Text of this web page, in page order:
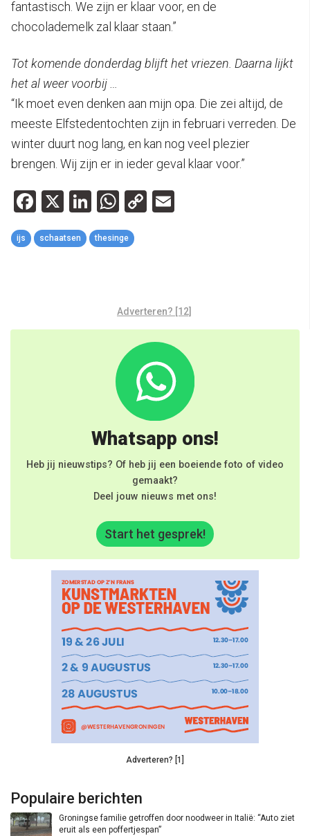
fantastisch. We zijn er klaar voor, en de
chocolademelk zal klaar staan.”
Tot komende donderdag blijft het vriezen. Daarna lijkt
het al weer voorbij …
“Ik moet even denken aan mijn opa. Die zei altijd, de
meeste Elfstedentochten zijn in februari verreden. De
winter duurt nog lang, en kan nog veel plezier
brengen. Wij zijn er in ieder geval klaar voor.”
Facebook
X LinkedIn
WhatsApp
Copy
ijs schaatsen thesinge
Adverteren? [12]
Whatsapp ons!
Heb jij nieuwstips? Of heb jij een boeiende foto of video
gemaakt?
Deel jouw nieuws met ons!
Start het gesprek!
Adverteren? [1]
Populaire berichten
Groningse familie getroffen door noodweer in Italië: “Auto ziet
eruit als een poffertjespan”